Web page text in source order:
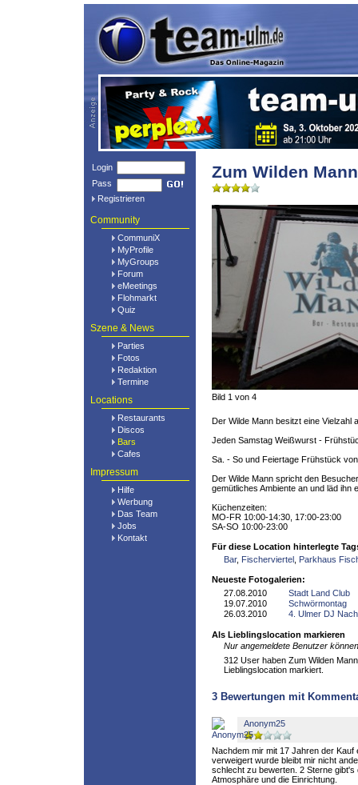
Login
Pass
Registrieren
Community
CommuniX
MyProfile
MyGroups
Forum
eMeetings
Flohmarkt
Quiz
Szene & News
Parties
Fotos
Redaktion
Termine
Locations
Restaurants
Discos
Bars
Cafes
Impressum
Hilfe
Werbung
Das Team
Jobs
Kontakt
Zum Wilden Mann
Bild 1 von 4
Der Wilde Mann besitzt eine Vielzahl
Jeden Samstag Weißwurst -
Sa. - So und Feiertage Frühstück
Der Wilde Mann spricht den
gemütliches Ambiente an und läd ihn
Küchenzeiten:
MO-FR 10:00-14:30, 17:00-23:00
SA-SO 10:00-23:00
Für diese Location hinterlegte
Bar, Fischerviertel Parkhaus
Neueste Fotogalerien:
27.08.2010
Stadt Land Club
19.07.2010
Schwörmontag
26.03.2010
4. Ulmer DJ
Als Lieblingslocation markieren
Nur angemeldete Benutzer
312 User haben Zum Wilden
Lieblingslocation markiert.
3 Bewertungen mit
Anonym25
Nachdem mir mit 17 Jahren der Kauf
verweigert wurde bleibt mir nicht
schlecht zu bewerten. 2 Sterne gibt's
Atmosphäre und die Einrichtung.